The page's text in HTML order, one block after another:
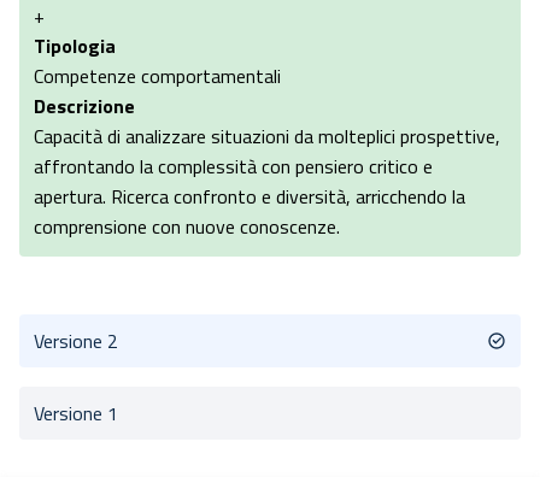
+
Tipologia
Competenze comportamentali
Descrizione
Capacità di analizzare situazioni da molteplici prospettive,
affrontando la complessità con pensiero critico e
apertura. Ricerca confronto e diversità, arricchendo la
comprensione con nuove conoscenze.
Versione 2
Versione 1